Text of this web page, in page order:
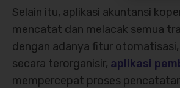
Selain itu, aplikasi akuntansi
mencatat dan melacak semua
dengan adanya fitur
secara terorganisir, aplikasi
mempercepat proses